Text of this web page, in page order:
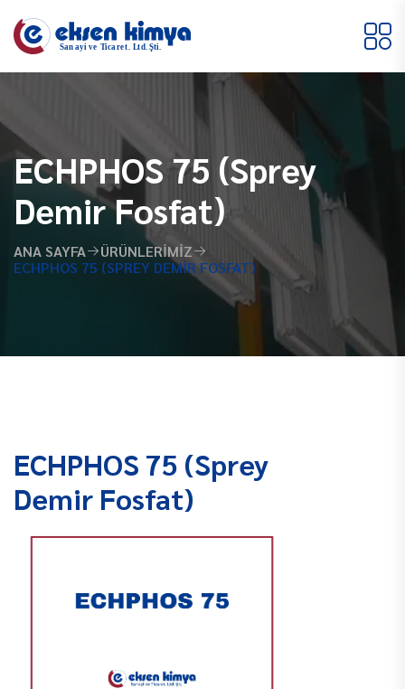
ECHPHOS 75 (Sprey
Demir Fosfat)
ANA SAYFA
ÜRÜNLERIMIZ
ECHPHOS 75 (SPREY DEMIR FOSFAT)
ECHPHOS 75 (Sprey
Demir Fosfat)